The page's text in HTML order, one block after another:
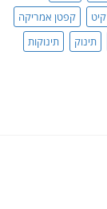
קיט
קפטן אמריקה
תינוק תינוקות